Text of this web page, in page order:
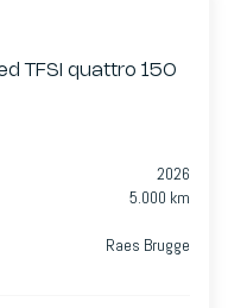
TFSI quattro 150
2026
5.000 km
Raes Brugge